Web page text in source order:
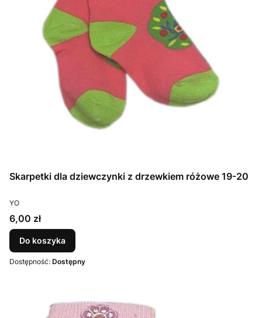
Skarpetki dla dziewczynki z drzewkiem różowe 19-20
PRODUCENT
YO
Cena
6,00 zł
Do koszyka
Dostępność: Dostępny